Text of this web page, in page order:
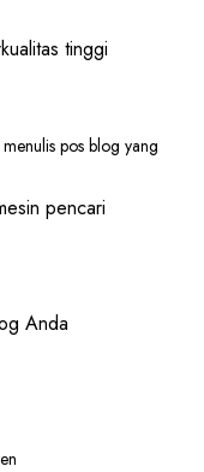
tinggi
pos blog yang
pencari
Anda